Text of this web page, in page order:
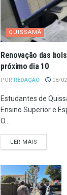
QUISSAMÃ
Renovação das
próximo dia 10
POR REDAÇÃO 08/
Estudantes de
Ensino Superior e
O...
LER MAIS